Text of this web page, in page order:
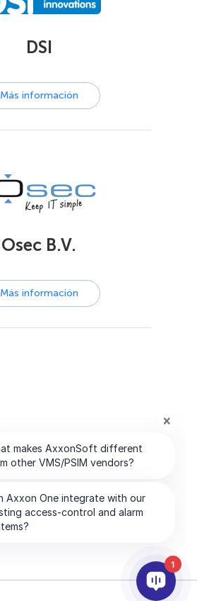
DSI
Más información
Osec B.V.
Más información
1